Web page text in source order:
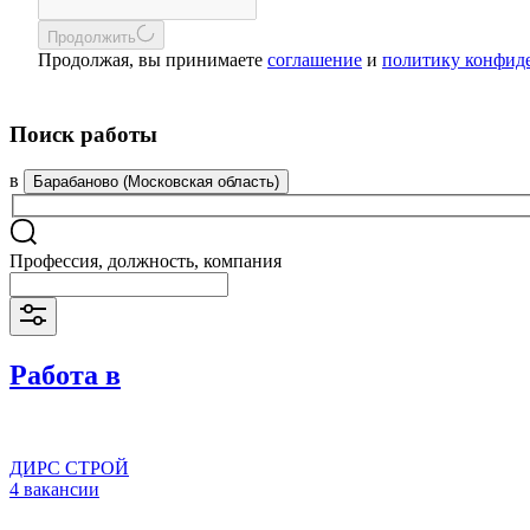
Продолжить
Продолжая, вы принимаете соглашение и политику
Поиск работы
в Барабаново (Московская область)
Профессия, должность, компания
Работа в
ДИРС СТРОЙ
4 вакансии